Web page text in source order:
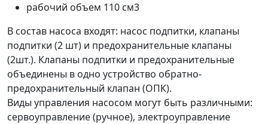
рабочий объем 110 см3
В состав насоса входят: насос подпитки, клапаны
подпитки (2 шт) и предохранительные клапаны
(2шт.). Клапаны подпитки и предохранительные
объединены в одно устройство обратно-
предохранительный клапан (ОПК).
Виды управления насосом могут быть различными:
сервоуправление (ручное), электроуправление